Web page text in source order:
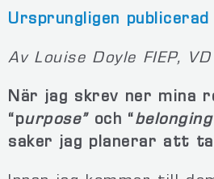
Ursprungligen publicerad
Av Louise Doyle FIEP,
När jag skrev ner mina
“purpose”och “
saker jag planerar att